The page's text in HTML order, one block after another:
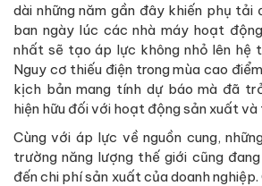
dài những năm gần đây khiến phụ tải
ban ngày lúc các nhà máy hoạt
nhất sẽ tạo áp lực không nhỏ lên hệ
Nguy cơ thiếu điện trong mùa cao
kịch bản mang tính dự báo mà đã
hiện hữu đối với hoạt động sản xuất
Cùng với áp lực về nguồn cung,
trường năng lượng thế giới cũng
đến chi phí sản xuất của doanh